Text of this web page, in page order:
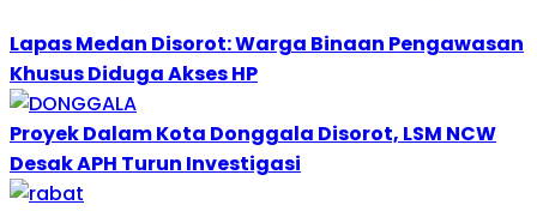
Lapas Medan Disorot: Warga Binaan Pengawasan
Khusus Diduga Akses HP
Proyek Dalam Kota Donggala Disorot, LSM NCW
Desak APH Turun Investigasi